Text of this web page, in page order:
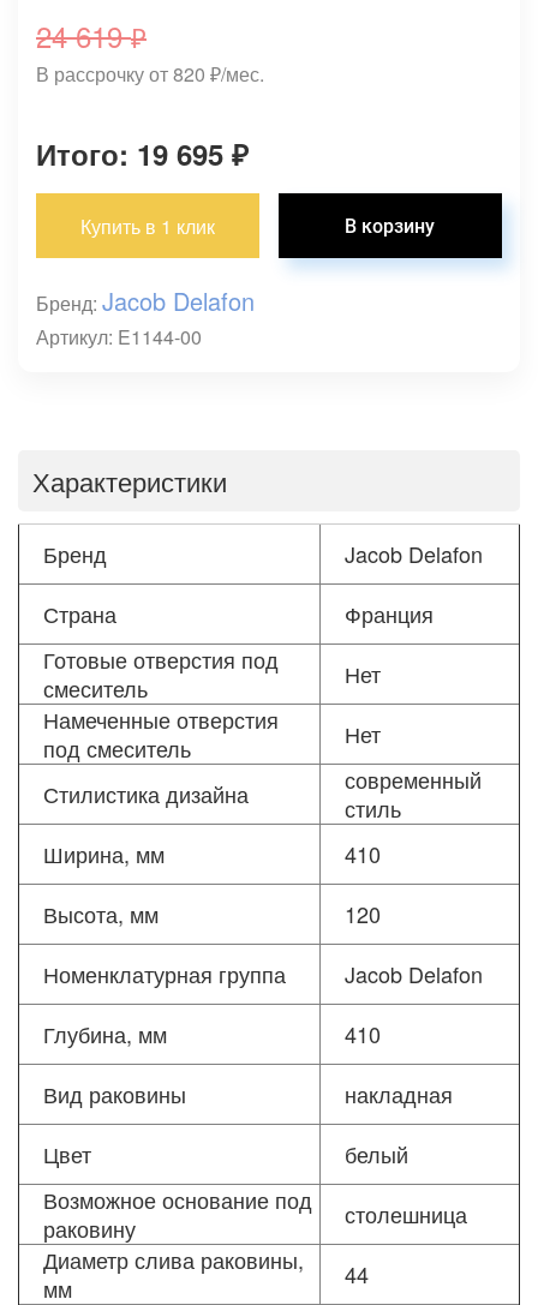
24 619₽
В рассрочку от 820 ₽/мес.
Итого: 19 695 ₽
Купить в 1 клик
Бренд: Jacob Delafon
Артикул: E1144-00
Характеристики
Бренд
Jacob Delafon
Страна
Франция
Готовые отверстия под
смеситель
Нет
Намеченные отверстия
под смеситель
Нет
Стилистика дизайна
современный
стиль
Ширина, мм
410
Высота, мм
120
Номенклатурная группа
Jacob Delafon
Глубина, мм
410
Вид раковины
накладная
Цвет
белый
Возможное основание под
раковину
столешница
Диаметр слива раковины,
мм
44